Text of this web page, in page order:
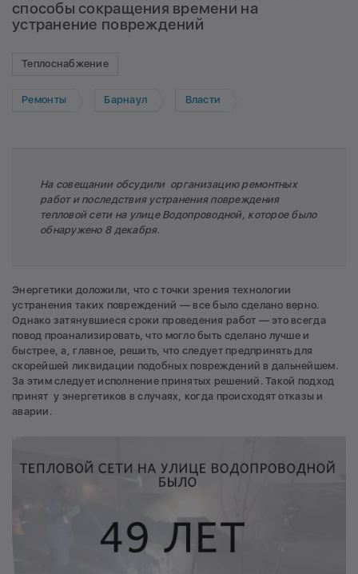
способы сокращения времени на
устранение повреждений
Теплоснабжение
Ремонты Барнаул Власти
На совещании обсудили организацию ремонтных
работ и последствия устранения повреждения
тепловой сети на улице Водопроводной, которое было
обнаружено 8 декабря.
Энергетики доложили, что с точки зрения технологии
устранения таких повреждений — все было сделано верно.
Однако затянувшиеся сроки проведения работ — это всегда
повод проанализировать, что могло быть сделано лучше и
быстрее, а, главное, решить, что следует предпринять для
скорейшей ликвидации подобных повреждений в дальнейшем.
За этим следует исполнение принятых решений. Такой подход
принят у энергетиков в случаях, когда происходят отказы и
аварии.